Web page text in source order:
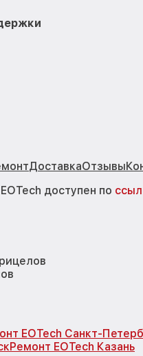
ДоставкаОтзывы
доступен по
EOTech Санкт-
Ремонт EOTech Казань